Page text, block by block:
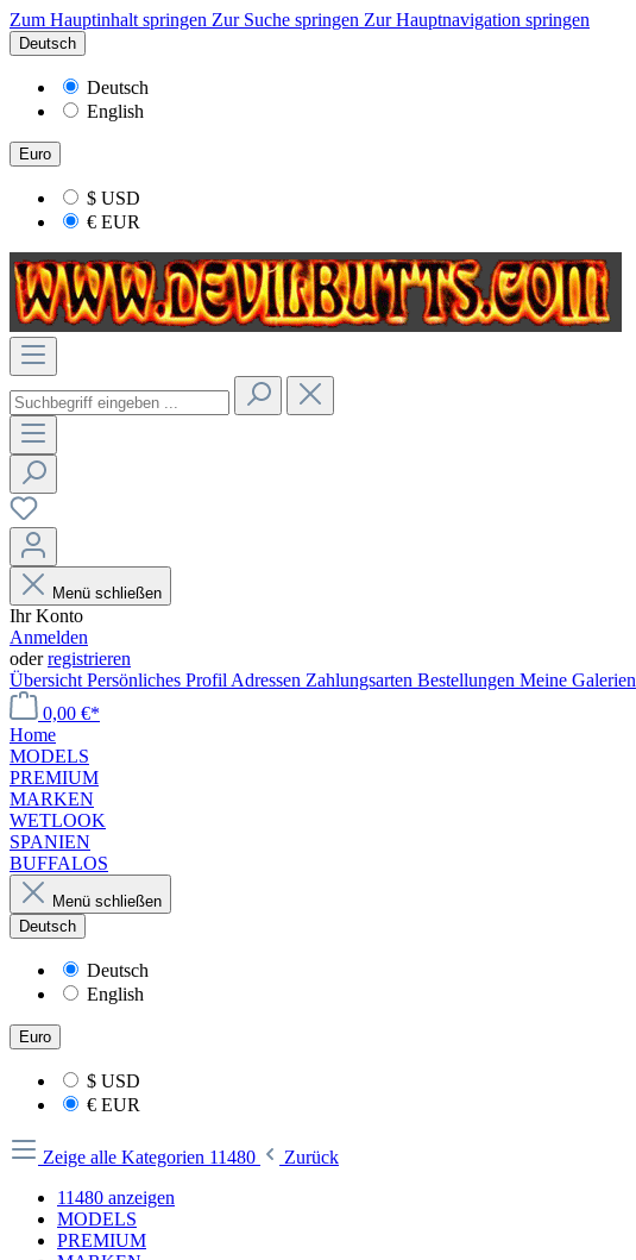
Zum Hauptinhalt springen Zur Suche springen Zur Hauptnavigation springen
Deutsch
Deutsch
English
Euro
$ USD
€ EUR
Menü schließen
Ihr Konto
Anmelden
oderregistrieren
Übersicht Persönliches Profil Adressen Zahlungsarten Bestellungen Meine Galerien
0,00 €*
Home
MODELS
PREMIUM
MARKEN
WETLOOK
SPANIEN
BUFFALOS
Menü schließen
Deutsch
Deutsch
English
Euro
$ USD
€ EUR
Zeige alle Kategorien 11480
Zurück
11480 anzeigen
MODELS
PREMIUM